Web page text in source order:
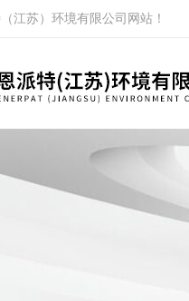
江苏）环境有限公司网站！